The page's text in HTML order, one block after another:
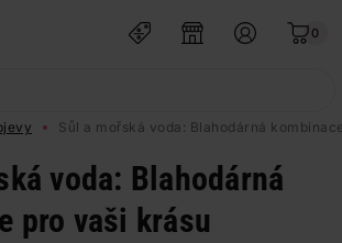
0
Sůl a mořská voda: Blahodárná
voda: Blahodárná
pro vaši krásu